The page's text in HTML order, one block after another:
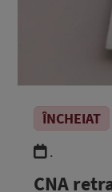
ÎNCHEIAT
.
CNA